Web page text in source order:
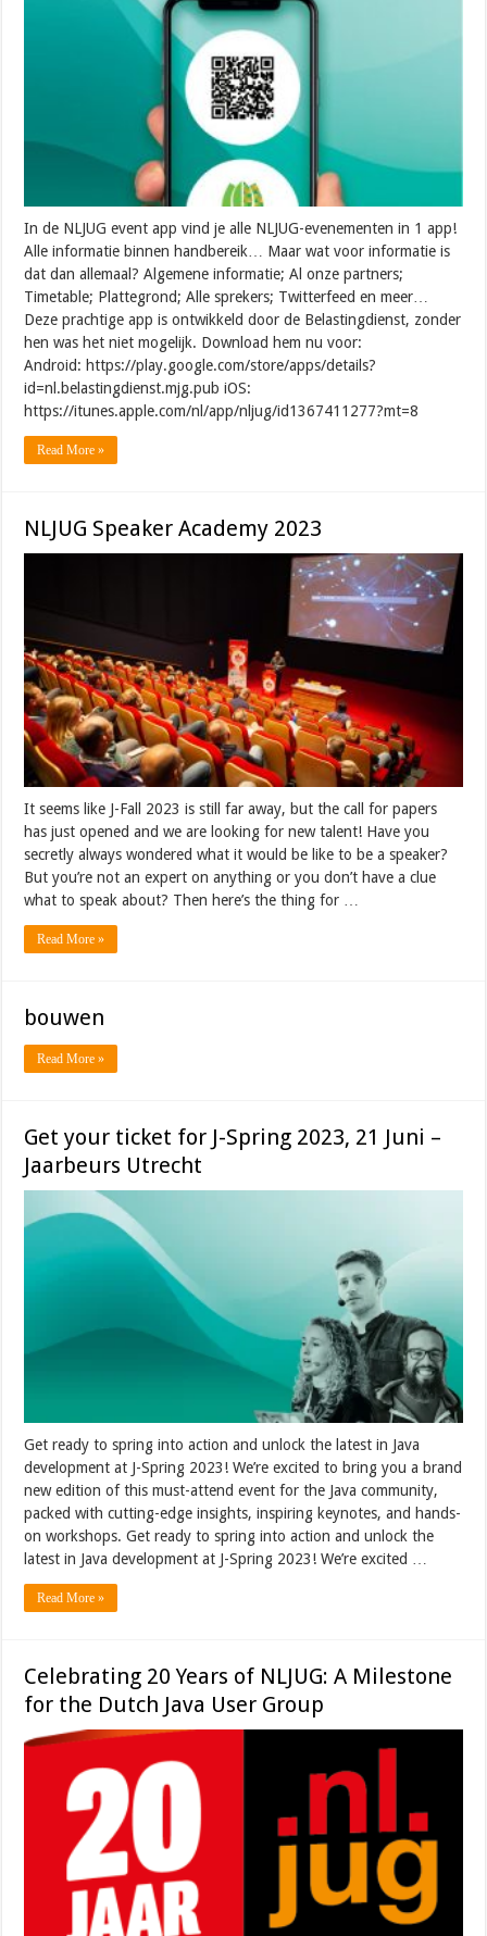
In de NLJUG event app vind je alle NLJUG-evenementen in 1 app!
Alle informatie binnen handbereik… Maar wat voor informatie is
dat dan allemaal? Algemene informatie; Al onze partners;
Timetable; Plattegrond; Alle sprekers; Twitterfeed en meer…
Deze prachtige app is ontwikkeld door de Belastingdienst, zonder
hen was het niet mogelijk. Download hem nu voor:
Android: https://play.google.com/store/apps/details?
id=nl.belastingdienst.mjg.pub iOS:
https://itunes.apple.com/nl/app/nljug/id1367411277?mt=8
Read More »
NLJUG Speaker Academy 2023
It seems like J-Fall 2023 is still far away, but the call for papers
has just opened and we are looking for new talent! Have you
secretly always wondered what it would be like to be a speaker?
But you’re not an expert on anything or you don’t have a clue
what to speak about? Then here’s the thing for …
Read More »
bouwen
Read More »
Get your ticket for J-Spring 2023, 21 Juni –
Jaarbeurs Utrecht
Get ready to spring into action and unlock the latest in Java
development at J-Spring 2023! We’re excited to bring you a brand
new edition of this must-attend event for the Java community,
packed with cutting-edge insights, inspiring keynotes, and hands-
on workshops. Get ready to spring into action and unlock the
latest in Java development at J-Spring 2023! We’re excited …
Read More »
Celebrating 20 Years of NLJUG: A Milestone
for the Dutch Java User Group